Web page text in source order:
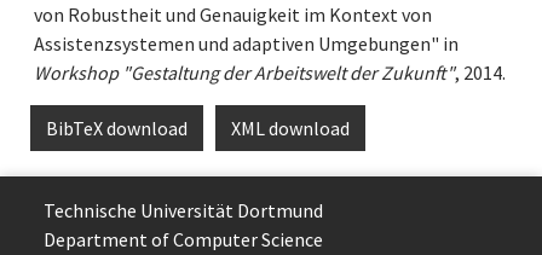
von Robustheit und Genauigkeit im Kontext von
Assistenzsystemen und adaptiven Umgebungen" in
Workshop "Gestaltung der Arbeitswelt der Zukunft", 2014.
BibTeX download XML download
Technische Uni­ver­si­tät Dort­mund
Department of Computer Science